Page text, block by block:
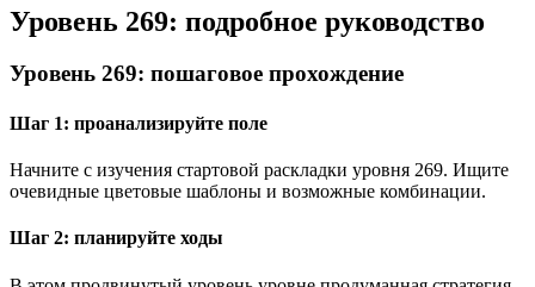
Уровень 269: подробное руководство
Уровень 269: пошаговое прохождение
Шаг 1: проанализируйте поле
Начните с изучения стартовой раскладки уровня 269. Ищите
очевидные цветовые шаблоны и возможные комбинации.
Шаг 2: планируйте ходы